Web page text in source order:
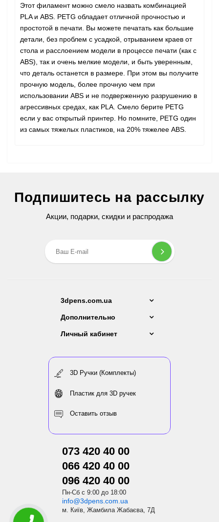
Этот филамент можно смело назвать комбинацией
PLA и ABS. PETG обладает отличной прочностью и
простотой в печати. Вы можете печатать как большие
детали, без проблем с усадкой, отрыванием краев от
стола и расслоением модели в процессе печати (как с
ABS), так и очень мелкие модели, и быть уверенным,
что деталь останется в размере. При этом вы получите
прочную модель, более прочную чем при
использовании ABS и не подверженную разрушению в
агрессивных средах, как PLA. Смело берите PETG
если у вас открытый принтер. Но помните, PETG один
из самых тяжелых пластиков, на 20% тяжелее ABS.
Подпишитесь на рассылку
Акции, подарки, скидки и распродажа
3dpens.com.ua
Дополнительно
Личный кабинет
3D Ручки (Комплекты)
Пластик для 3D ручек
Оставить отзыв
073 420 40 00
066 420 40 00
096 420 40 00
Пн-Сб с 9:00 до 18:00
info@3dpens.com.ua
м. Київ, Жамбила Жабаєва, 7Д